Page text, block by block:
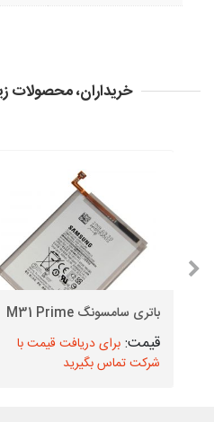
خریداران، محصولات
باتری سامسونگ M31 Prime
برای دریافت قیمت با
شرکت تماس بگیرید